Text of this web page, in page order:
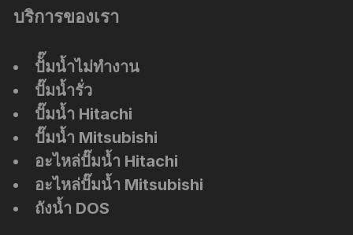
บริการของเรา
ปัั๊มน้ำไม่ทำงาน
ปั๊มน้ำรั่ว
ปั๊มน้ำ Hitachi
ปั๊มน้ำ Mitsubishi
อะไหล่ปั๊มน้ำ Hitachi
อะไหล่ปั๊มน้ำ Mitsubishi
ถังน้ำ DOS